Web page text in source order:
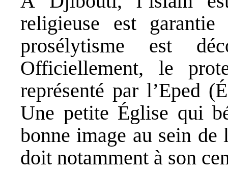
religieuse est
prosélytisme est
Officiellement, le
représenté par l’Eped
Une petite Église qui
bonne image au sein
doit notamment à son